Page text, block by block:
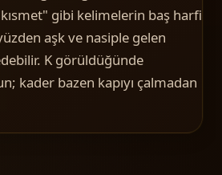
gibi kelimelerin baş harfi
aşk ve nasiple gelen
K görüldüğünde
kader bazen kapıyı çalmadan